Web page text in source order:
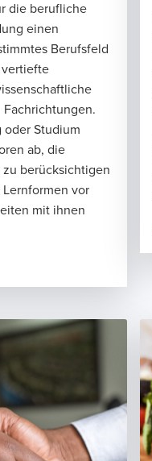
die berufliche
einen
Berufsfeld
oder Studium
ab, die
berücksichtigen
vor
mit ihnen